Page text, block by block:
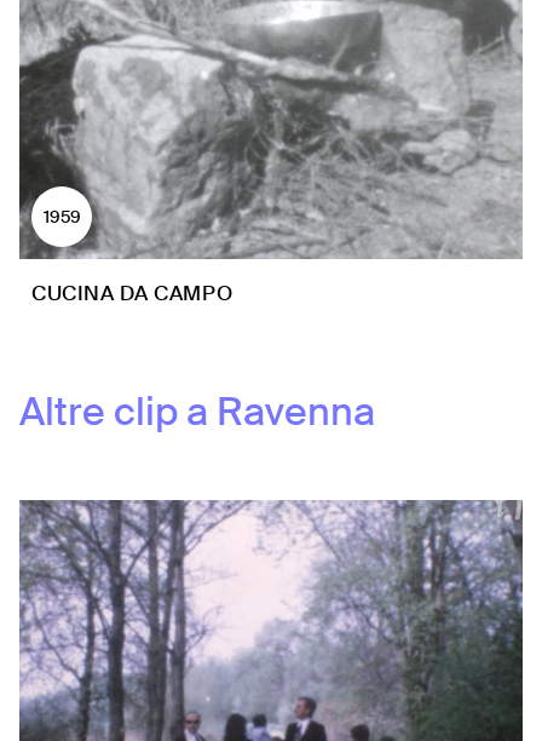
1959
CUCINA DA CAMPO
Altre clip a Ravenna